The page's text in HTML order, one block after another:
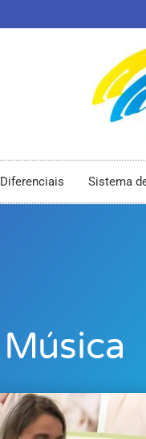
Diferenciais Sistema
Música